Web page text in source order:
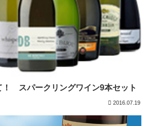
！ スパークリングワイン9本セット
2016.07.19